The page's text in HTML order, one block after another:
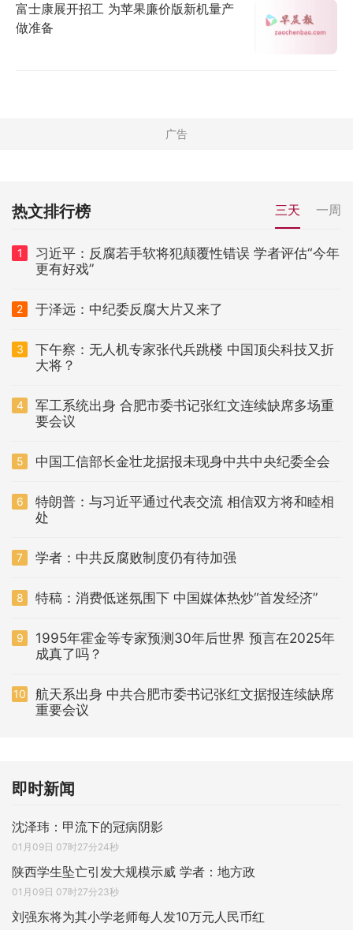
富士康展开招工 为苹果廉价版新机量产
做准备
热文排行榜 三天 一周
1
习近平：反腐若手软将犯颠覆性错误 学者评估“今年
更有好戏”
2 于泽远：中纪委反腐大片又来了
3
下午察：无人机专家张代兵跳楼 中国顶尖科技又折
大将？
4
军工系统出身 合肥市委书记张红文连续缺席多场重
要会议
5 中国工信部长金壮龙据报未现身中共中央纪委全会
6
特朗普：与习近平通过代表交流 相信双方将和睦相
处
7 学者：中共反腐败制度仍有待加强
8 特稿：消费低迷氛围下 中国媒体热炒“首发经济”
9
1995年霍金等专家预测30年后世界 预言在2025年
成真了吗？
10
航天系出身 中共合肥市委书记张红文据报连续缺席
重要会议
即时新闻
沈泽玮：甲流下的冠病阴影
01月09日 07时27分24秒
陕西学生坠亡引发大规模示威 学者：地方政
01月09日 07时27分23秒
刘强东将为其小学老师每人发10万元人民币红